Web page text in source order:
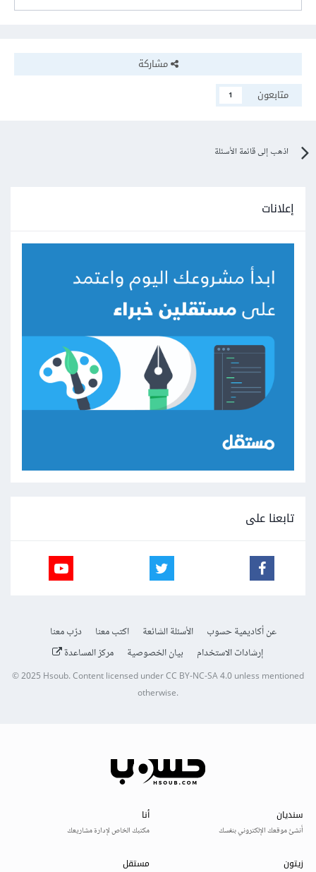
مشاركة
متابعون
1
اذهب إلى قائمة الأسئلة
إعلانات
تابعنا على
عن أكاديمية حسوب الأسئلة الشائعة اكتب معنا
درّب معنا
إرشادات الاستخدام
بيان الخصوصية مركز المساعدة
© 2025Hsoub.Content licensed underCC BY-NC-SA 4.0unless mentioned
otherwise.